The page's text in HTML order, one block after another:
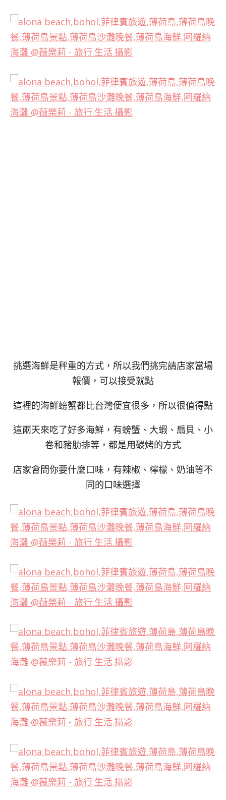
挑選海鮮是秤重的方式，所以我們挑完請店家當場
報價，可以接受就點
這裡的海鮮螃蟹都比台灣便宜很多，所以很值得點
這兩天來吃了好多海鮮，有螃蟹、大蝦、扇貝、小
卷和豬肋排等，都是用碳烤的方式
店家會問你要什麼口味，有辣椒、檸檬、奶油等不
同的口味選擇